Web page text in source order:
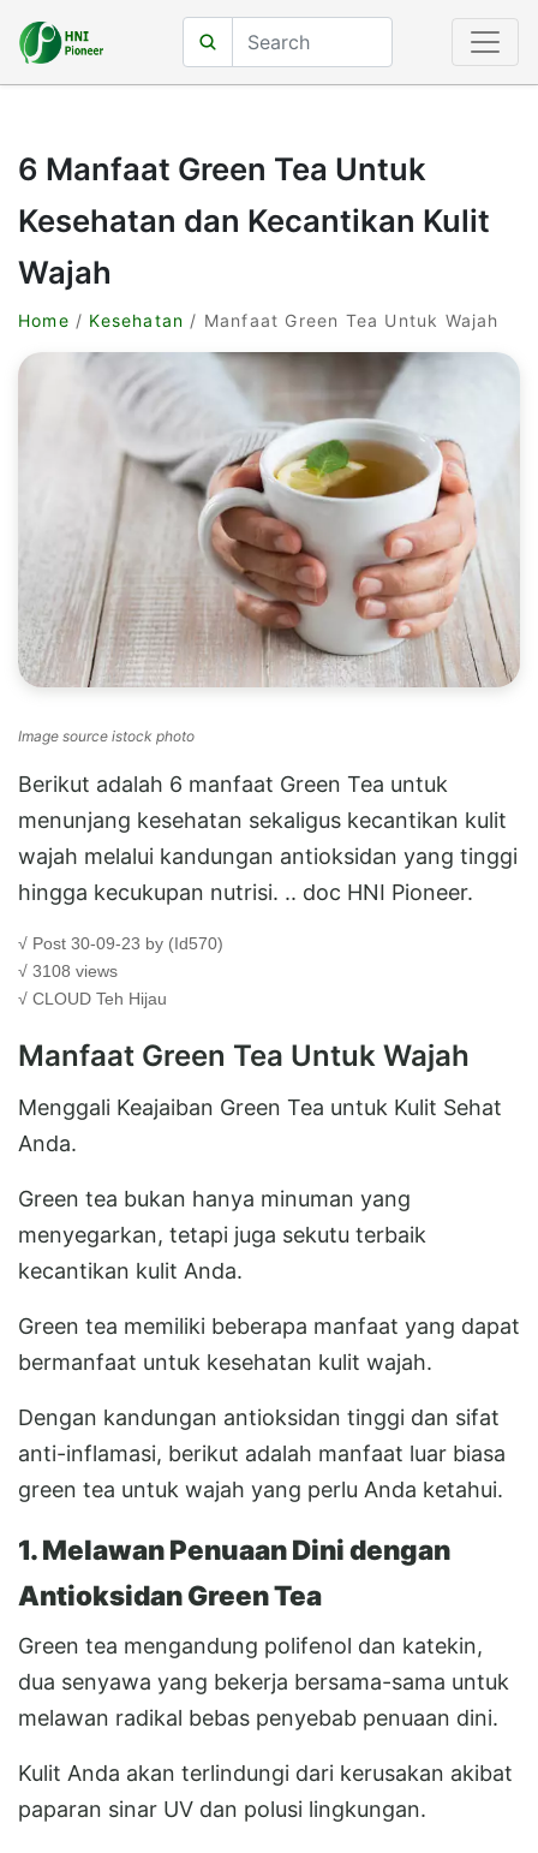
6 Manfaat Green Tea Untuk
Kesehatan dan Kecantikan Kulit
Wajah
Home / Kesehatan / Manfaat Green Tea Untuk Wajah
Image source istock photo
Berikut adalah 6 manfaat Green Tea untuk
menunjang kesehatan sekaligus kecantikan kulit
wajah melalui kandungan antioksidan yang tinggi
hingga kecukupan nutrisi. .. doc HNI Pioneer.
√ Post 30-09-23 by (Id570)
√ 3108 views
√ CLOUD Teh Hijau
Manfaat Green Tea Untuk Wajah
Menggali Keajaiban Green Tea untuk Kulit Sehat
Anda.
Green tea bukan hanya minuman yang
menyegarkan, tetapi juga sekutu terbaik
kecantikan kulit Anda.
Green tea memiliki beberapa manfaat yang dapat
bermanfaat untuk kesehatan kulit wajah.
Dengan kandungan antioksidan tinggi dan sifat
anti-inflamasi, berikut adalah manfaat luar biasa
green tea untuk wajah yang perlu Anda ketahui.
1. Melawan Penuaan Dini dengan
Antioksidan Green Tea
Green tea mengandung polifenol dan katekin,
dua senyawa yang bekerja bersama-sama untuk
melawan radikal bebas penyebab penuaan dini.
Kulit Anda akan terlindungi dari kerusakan akibat
paparan sinar UV dan polusi lingkungan.